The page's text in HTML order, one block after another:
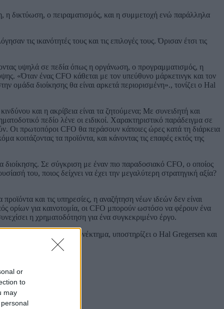
or
to
may
η δικτύωση, ο πειραματισμός, και η συμμετοχή ενώ παράλληλα
τις ικανότητές τους και τις επιλογές τους. Όρισαν έτσι τις
υψηλά σε πεδία όπως η οργάνωση, ο προγραμματισμός, η
«Όταν ένας CFO κάθεται με τον υπεύθυνο μάρκετινγκ και τον
ομάδα διοίκησης θα είναι αρκετά περιορισμένη»., τονίζει ο Hal
και η ακρίβεια είναι τα ζητούμενα; Με συνειδητή και
πεδίο λένε οι ειδικοί. Χαρακτηριστικό παράδειγμα σε
Οι πρωτοπόροι CFO θα περάσουν κάποιες ώρες κατά τη διάρκεια
κοιτάζοντας τα προϊόντα, και κάνοντας τις επαφές εκτός της
διοίκησης. Σε σύγκριση με έναν πιο παραδοσιακό CFO, ο οποίος
του, ποιος δείχνει να έχει την μεγαλύτερη στρατηγική αξία?
και τις υπηρεσίες, η αναζήτηση νέων ιδεών δεν είναι
ορίων για καινοτομία, οι CFO μπορούν ωστόσο να φέρουν ένα
η χρηματοδότηση για ένα συγκεκριμένο έργο.
ανταγωνιστικό πλεονέκτημα, υποστηρίζει ο Hal Gregersen και